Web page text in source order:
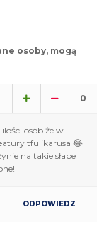
osoby, mogą
0
osób że w
tfu ikarusa 😂
na takie słabe
ODPOWIEDZ